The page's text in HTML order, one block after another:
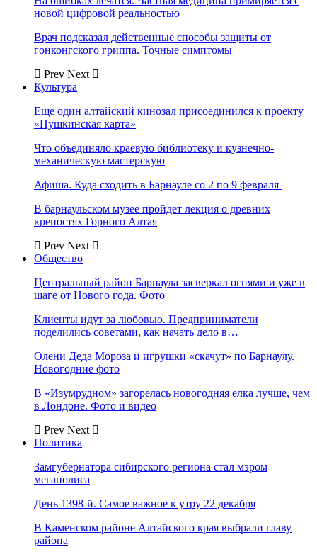
новой цифровой реальностью
Врач подсказал действенные способы защиты от
гонконгского гриппа. Точные симптомы
Prev Next
Культура
Еще один алтайский кинозал присоединился к проекту
«Пушкинская карта»
Что объединяло краевую библиотеку и кузнечно-
механическую мастерскую
Афиша. Куда сходить в Барнауле со 2 по 9 февраля
В барнаульском музее пройдет лекция о древних
крепостях Горного Алтая
Prev Next
Общество
Центральный район Барнаула засверкал огнями и уже в
шаге от Нового года. Фото
Клиенты идут за любовью. Предприниматели
поделились советами, как начать дело в…
Олени Деда Мороза и игрушки «скачут» по Барнаулу.
Новогодние фото
В «Изумрудном» загорелась новогодняя елка лучше, чем
в Лондоне. Фото и видео
Prev Next
Политика
Замгубернатора сибирского региона стал мэром
мегаполиса
День 1398-й. Самое важное к утру 22 декабря
В Каменском районе Алтайского края выбрали главу
района